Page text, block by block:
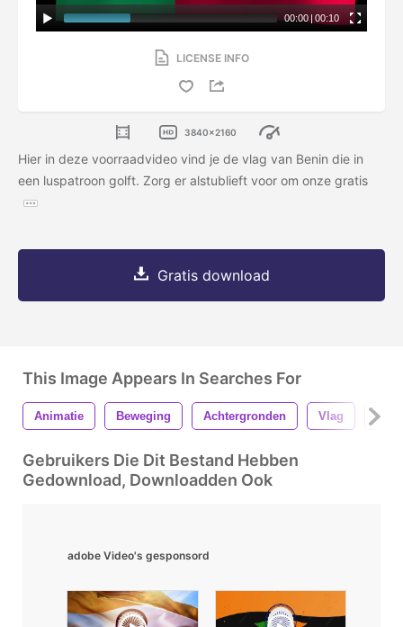
00:00 | 00:10
LICENSE INFO
3840x2160
Hier in deze voorraadvideo vind je de vlag van Benin die in
een luspatroon golft. Zorg er alstublieft voor om onze gratis
Gratis download
This Image Appears In Searches For
Animatie Beweging Achtergronden Vlag
Gebruikers Die Dit Bestand Hebben
Gedownload, Downloadden Ook
adobe Video's gesponsord